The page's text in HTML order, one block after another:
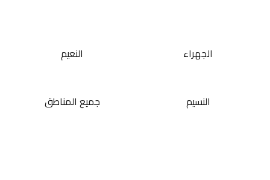
الجهراء النعيم
النسيم جميع المناطق